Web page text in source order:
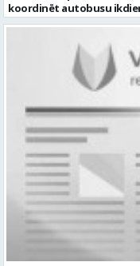
koordinēt autobusu
nodrošināt autobusu
profesionālā izglītība
komunikācijas spējas
elektronisko kases aparātu UZŅĒMUMS PIEDĀVĀ: darbu
uzņēmumā darba laiku:
plkst. 16.20 un 2.dežūra
1100 līdz 1250 EUR
garantijas veselības
profesionālu darba vidi
uzsākšanas CV ar norādi vakancei „dispečers Valmierā” iesniegt līdz
2026. gada 21.
valmiera.lv personīgi SIA
„Brandeļi”, Brandeļi,
daļā darba dienās no
konkursa termiņa
aicināti uz tikšanos klātienē. Informācijai: 29231565 *
personas datus SIA “VTU